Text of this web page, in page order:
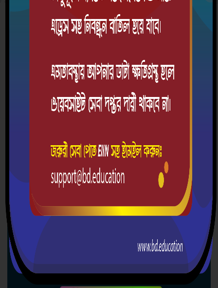
বিষয় শিক্ষাবর্ষ
চরমুগরিয়া মার্চেন্টস্ উচ্চ বিদ্যালয়
উপজেলা: মাদারীপুর সদর, জেলা: মাদারীপুর, বিভাগ:
ঢাকা